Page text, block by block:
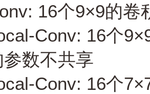
16个9×9的卷
Conv: 16个
参数不共享
Conv: 16个